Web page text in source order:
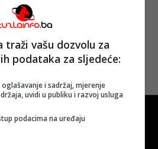
u fabrici
naređena evakuacija
traži vašu dozvolu za
podataka za sljedeće:
i sadržaj, mjerenje
uvidi u publiku i razvoj usluga
podacima na uređaju